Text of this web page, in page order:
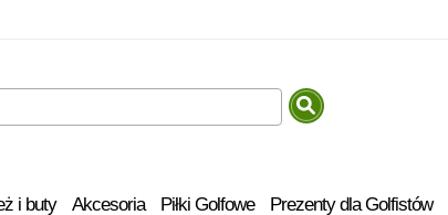
i buty Akcesoria Piłki Golfowe Prezenty dla Golfistów